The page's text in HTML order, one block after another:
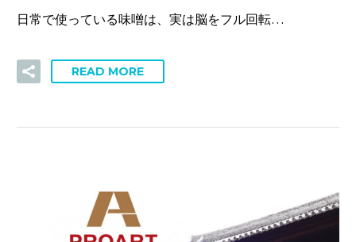
日常で使っている味噌は、実は脳をフル回転…
READ MORE